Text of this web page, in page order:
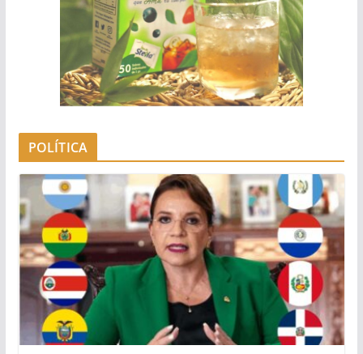
POLÍTICA